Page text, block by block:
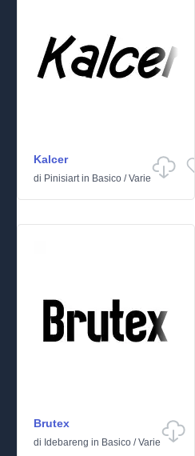
Kalcer
di Pinisiartin Basico /Varie
Brutex
di Idebareng in Basico /Varie